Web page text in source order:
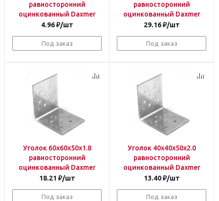
равносторонний
оцинкованный Daxmer
4.96₽/шт
Под заказ
равносторонний
оцинкованный Daxmer
29.16₽/шт
Под заказ
Уголок 60х60х50х1.8
равносторонний
оцинкованный Daxmer
18.21 ₽/шт
Под заказ
Уголок 40х40х50х2.0
равносторонний
оцинкованный Daxmer
13.40₽/шт
Под заказ